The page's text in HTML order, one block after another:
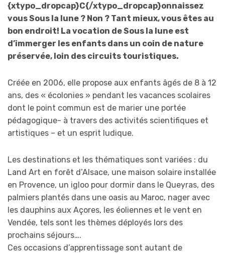
{xtypo_dropcap}C{/xtypo_dropcap}onnaissez
vous Sous la lune ? Non ? Tant mieux, vous êtes au
bon endroit! La vocation de Sous la lune est
d’immerger les enfants dans un coin de nature
préservée, loin des circuits touristiques.
Créée en 2006, elle propose aux enfants âgés de 8 à 12
ans, des « écolonies » pendant les vacances scolaires
dont le point commun est de marier une portée
pédagogique- à travers des activités scientifiques et
artistiques – et un esprit ludique.
Les destinations et les thématiques sont variées : du
Land Art en forêt d’Alsace, une maison solaire installée
en Provence, un igloo pour dormir dans le Queyras, des
palmiers plantés dans une oasis au Maroc, nager avec
les dauphins aux Açores, les éoliennes et le vent en
Vendée, tels sont les thèmes déployés lors des
prochains séjours….
Ces occasions d’apprentissage sont autant de